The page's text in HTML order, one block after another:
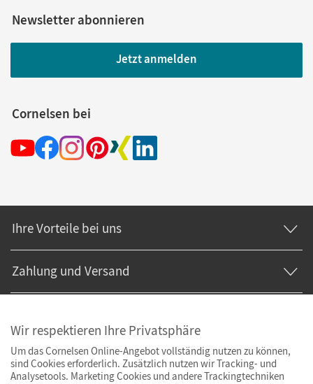
Newsletter abonnieren
Jetzt anmelden
Cornelsen bei
Ihre Vorteile bei uns
Zahlung und Versand
Wir respektieren Ihre Privatsphäre
Um das Cornelsen Online-Angebot vollständig nutzen zu können,
sind Cookies erforderlich. Zusätzlich nutzen wir Tracking- und
Analysetools. Marketing Cookies und andere Trackingtechniken